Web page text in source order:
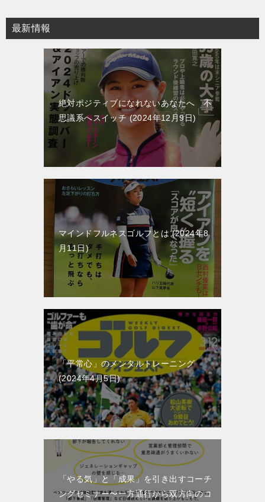
ー
シ
最新情報
絶対ポジティブになれないあなたへ 不
思議系へスイッチ
2024年12月9日
マインドフルネスゴルフとは
2024年8
月11日
「平常心」のメンタルトレーニング
2024年4月5日
「やる気」と「成果」を引き出すコーチ
ングセミナー〜一方通行から双方向のコ